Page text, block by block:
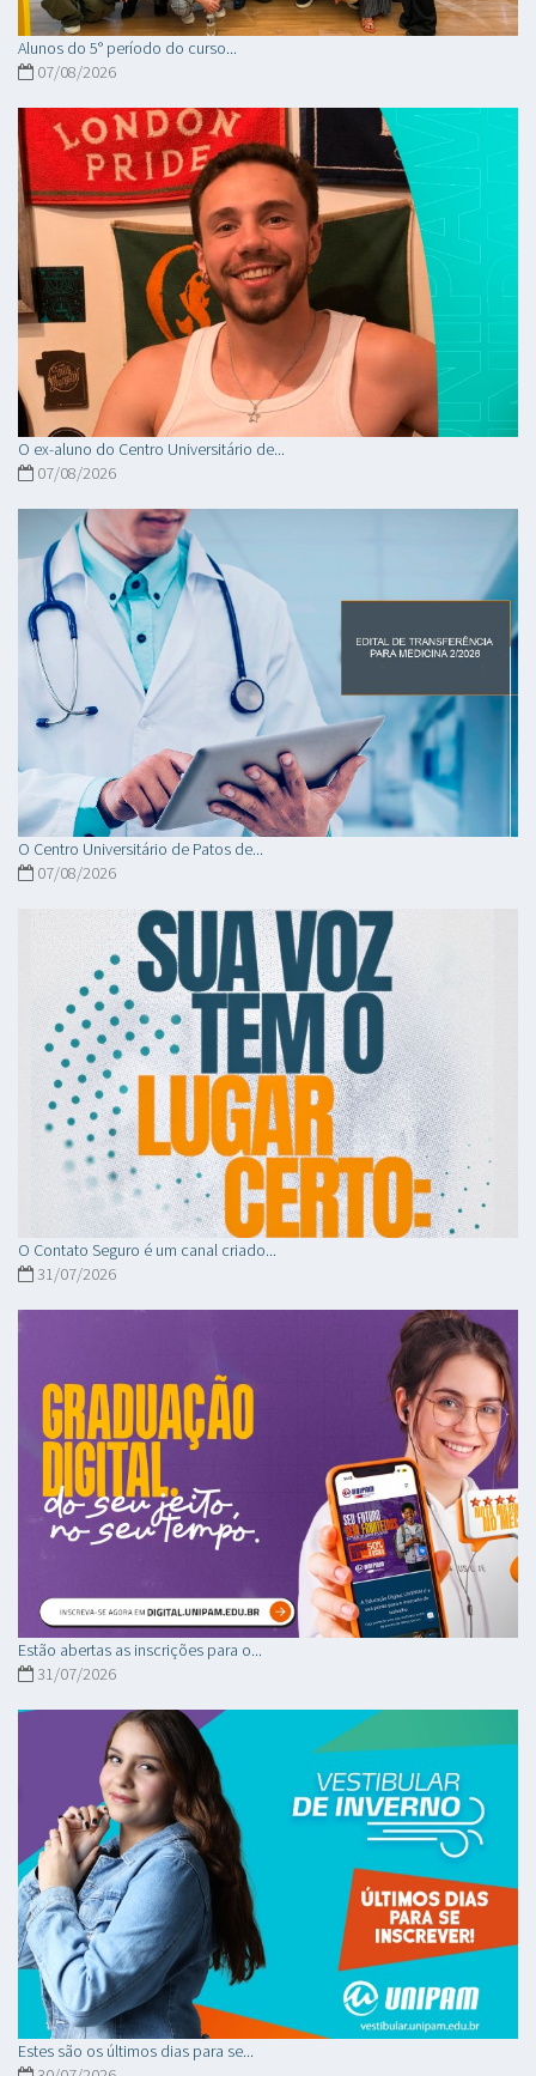
Alunos do 5° período do curso...
07/08/2026
O ex-aluno do Centro Universitário de...
07/08/2026
O Centro Universitário de Patos de...
07/08/2026
O Contato Seguro é um canal criado...
31/07/2026
Estão abertas as inscrições para o...
31/07/2026
Estes são os últimos dias para se...